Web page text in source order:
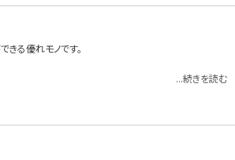
る優れモノです。
...続きを読む